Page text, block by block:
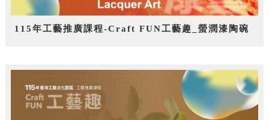
115年工藝推廣課程-Craft FUN工藝趣_螢潤漆陶碗